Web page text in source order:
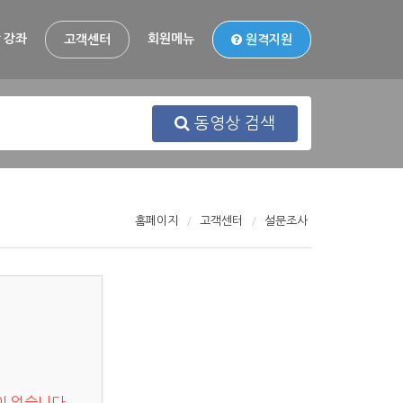
강좌 고객센터 회원메뉴 원격지원
동영상 검색
홈페이지 고객센터 설문조사